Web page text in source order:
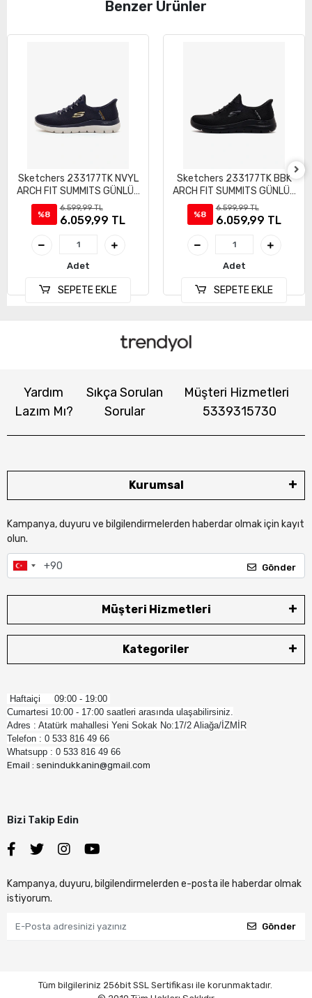
Benzer Ürünler
Sketchers 233177TK NVYL
ARCH FIT SUMMITS GÜNLÜK
SPOR AYAKKABI
%8
6.599,99 TL
6.059,99 TL
Adet
SEPETE EKLE
Sketchers 233177TK BBK
ARCH FIT SUMMITS GÜNLÜK
SPOR AYAKKABI
%8
6.599,99 TL
6.059,99 TL
Adet
SEPETE EKLE
Yardım
Lazım Mı?
Sıkça Sorulan
Sorular
Müşteri Hizmetleri
5339315730
Kurumsal
Kampanya, duyuru ve bilgilendirmelerden haberdar olmak için kayıt
olun.
Gönder
Müşteri Hizmetleri
Kategoriler
Haftaiçi 09:00 - 19:00
Cumartesi 10:00 - 17:00 saatleri arasında ulaşabilirsiniz.
Adres : Atatürk mahallesi Yeni Sokak No:17/2 Aliağa/İZMİR
Telefon : 0 533 816 49 66
Whatsupp : 0 533 816 49 66
Email : senindukkanin@gmail.com
Bizi Takip Edin
Kampanya, duyuru, bilgilendirmelerden e-posta ile haberdar olmak
istiyorum.
Gönder
Tüm bilgileriniz 256bit SSL Sertifikası ile korunmaktadır.